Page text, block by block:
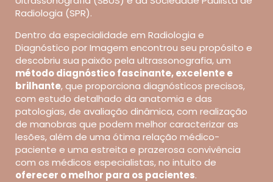
Radiologia (SPR).
Dentro da especialidade em Radiologia e
Diagnóstico por Imagem encontrou seu propósito e
descobriu sua paixão pela ultrassonografia, um
método diagnóstico fascinante, excelente e
brilhante, que proporciona diagnósticos precisos,
com estudo detalhado da anatomia e das
patologias, de avaliação dinâmica, com realização
de manobras que podem melhor caracterizar as
lesões, além de uma ótima relação médico-
paciente e uma estreita e prazerosa convivência
com os médicos especialistas, no intuito de
oferecer o melhor para os pacientes.